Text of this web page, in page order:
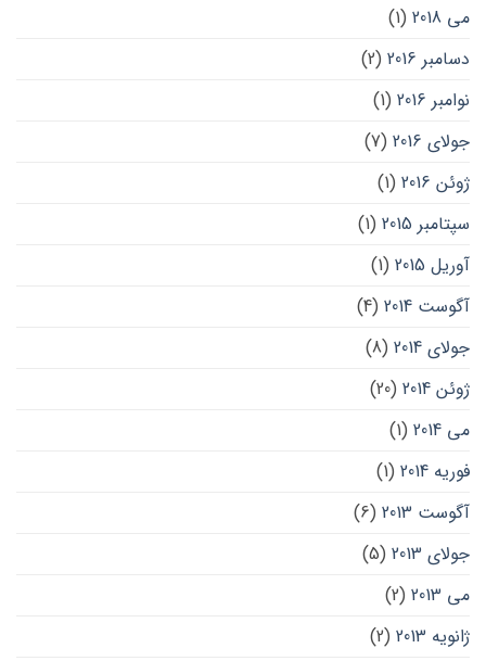
می 2018
(1)
دسامبر 2016
(2)
نوامبر 2016
(1)
جولای 2016
(7)
ژوئن 2016
(1)
سپتامبر 2015
(1)
آوریل 2015
(1)
آگوست 2014
(4)
جولای 2014
(8)
ژوئن 2014
(20)
می 2014
(1)
فوریه 2014
(1)
آگوست 2013
(6)
جولای 2013
(5)
می 2013
(2)
ژانویه 2013
(2)